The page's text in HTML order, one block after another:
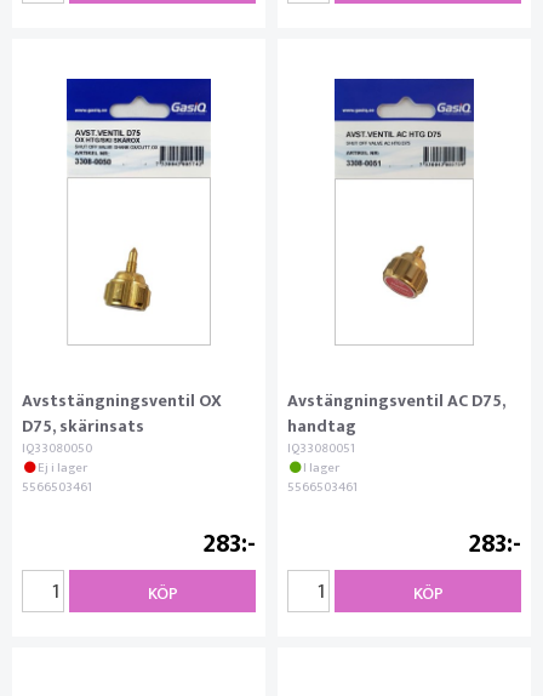
Avststängningsventil OX
D75, skärinsats
IQ33080050
Ej i lager
5566503461
283
KÖP
Avstängningsventil AC D75,
handtag
IQ33080051
I lager
5566503461
283
KÖP